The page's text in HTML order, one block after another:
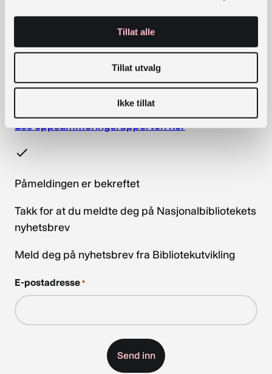
Tillat alle
Tillat utvalg
Ikke tillat
samarbeidet om dette har tilført en
profesjonalitet som vil være verdifullt for felles
arbeid med kompetansetiltak framover, bl.a. i
fylkesbibliotekenes felles
utviklingsprosjektFormidlingskompetanse i
Les oppsummeringsrapporten her
Påmeldingen er bekreftet
Takk for at du meldte deg på Nasjonalbibliotekets
nyhetsbrev
Meld deg på nyhetsbrev fra Bibliotekutvikling
E-postadresse *